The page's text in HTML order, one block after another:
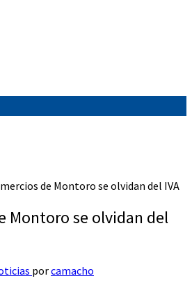
de Montoro se olvidan del IVA
Montoro se olvidan del
porcamacho